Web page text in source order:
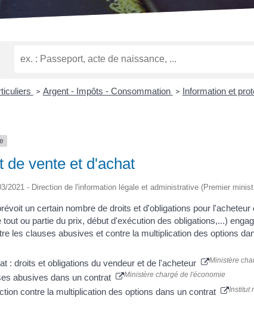
> Argent - Impôts - Consommation > Information et
de vente et d'achat
2021 - Direction de l'information légale et administrative (Premier
un certain nombre de droits et d'obligations pour
tout ou partie du prix, début d'exécution des obligations,...)
les clauses abusives et contre la multiplication des options
: droits et obligations du vendeur et de l'acheteur Ministère
abusives dans un contrat Ministère chargé de l'économie
contre la multiplication des options dans un contrat Institut